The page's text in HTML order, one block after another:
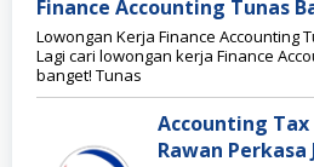
Finance Accounting Tunas
Lowongan Kerja Finance Accounting
Lagi cari lowongan kerja Finance
banget! Tunas
Accounting
Rawan